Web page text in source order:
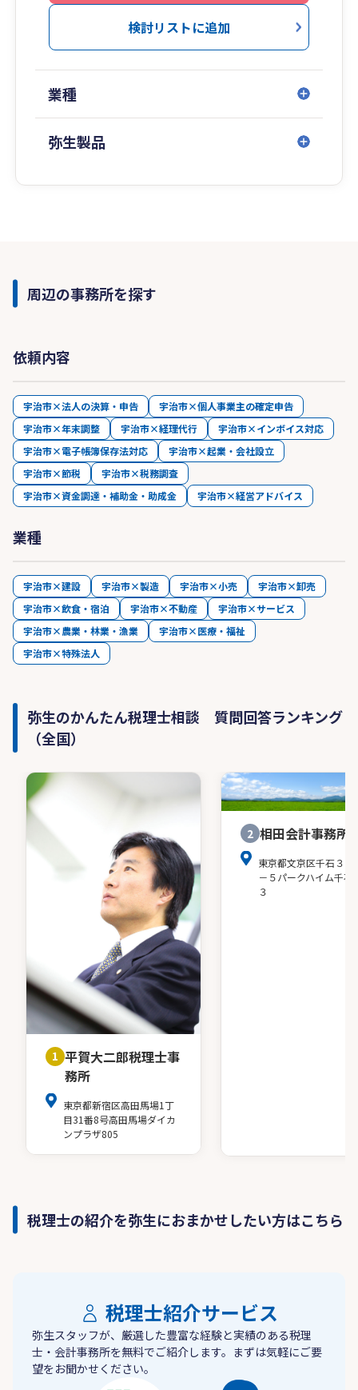
検討リストに追加
業種
弥生製品
周辺の事務所を探す
依頼内容
宇治市×法人の決算・申告
宇治市×個人事業主の確定申告
宇治市×年末調整
宇治市×経理代行
宇治市×インボイス対応
宇治市×電子帳簿保存法対応
宇治市×起業・会社設立
宇治市×節税
宇治市×税務調査
宇治市×資金調達・補助金・助成金
宇治市×経営アドバイス
業種
宇治市×建設 宇治市×製造 宇治市×小売
宇治市×卸売
宇治市×飲食・宿泊
宇治市×不動産
宇治市×サービス
宇治市×農業・林業・漁業
宇治市×医療・福祉
宇治市×特殊法人
弥生のかんたん税理士相談 質問回答ランキング
（全国）
1 平賀大二郎税理士事
務所
東京都新宿区高田馬場1丁
目31番8号高田馬場ダイカ
ンプラザ805
2 相田会計事務所
東京都文京区千石３－
－５パークハイム千石
３
税理士の紹介を弥生におまかせしたい方はこちら
税理士紹介サービス
弥生スタッフが、厳選した豊富な経験と実績のある税理
士・会計事務所を無料でご紹介します。まずは気軽にご要
望をお聞かせください。